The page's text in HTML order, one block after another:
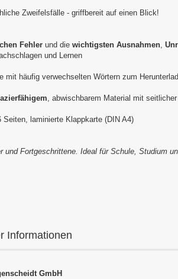
Zweifelsfälle - griffbereit auf einen Blick!
Fehler und die wichtigsten Ausnahmen,
und Lernen
mit häufig verwechselten Wörtern zum
, abwischbarem Material mit
Seiten, laminierte Klappkarte (DIN A4)
und Fortgeschrittene. Ideal für Schule, Studium
Informationen
GmbH